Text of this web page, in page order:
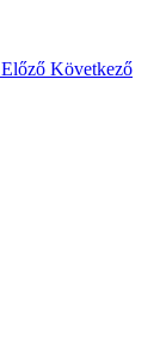
Előző Következő